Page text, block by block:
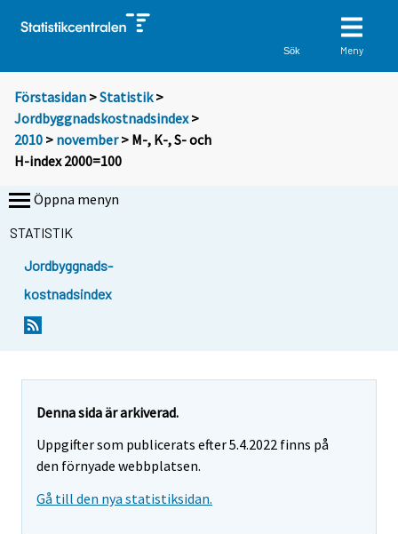
Sök Meny
Förstasidan >Statistik >
Jordbyggnadskostnadsindex>
2010 > november> M-, K-, S- och
H-index 2000=100
Öppna menyn
STATISTIK
Jordbyggnads-
kostnadsindex
Denna sida är arkiverad.
Uppgifter som publicerats efter 5.4.2022 finns på
den förnyade webbplatsen.
Gå till den nya statistiksidan.